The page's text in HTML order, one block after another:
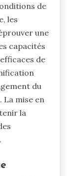
de
les
une
capacités
de
du
mise en
la